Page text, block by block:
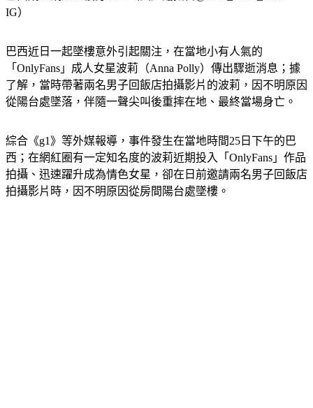
巴西成人網紅墜樓身亡。（圖／翻攝自@anna_beatri_alves
巴西近日一起墜樓意外引起關注，在當地小有人氣的
「OnlyFans」成人女星波莉（Anna Polly）傳出驟逝消息；據
了解，當時帶著兩名男子回飯店拍攝影片的波莉，因不明原因
綜合《g1》等外媒報導，事件發生在當地時間25日下午的巴
西；在網紅圈有一定知名度的波莉近期投入「OnlyFans」作品
拍攝、迅速躍升成為情色女星，卻在日前邀請兩名男子回飯店